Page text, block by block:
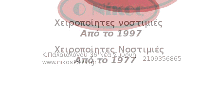
HEADLINES
Kυανέρυθρη και επίσημα η Πάτερου
August 04, 2026
SLIDE
Πανιώνια Εκπομπή: Έπεσε η αυλαία της